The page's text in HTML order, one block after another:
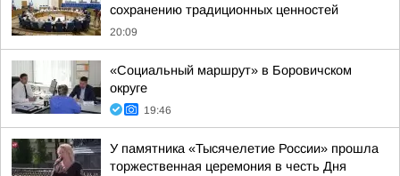
сохранению традиционных ценностей
20:09
«Социальный маршрут» в Боровичском
округе
19:46
У памятника «Тысячелетие России» прошла
торжественная церемония в честь Дня